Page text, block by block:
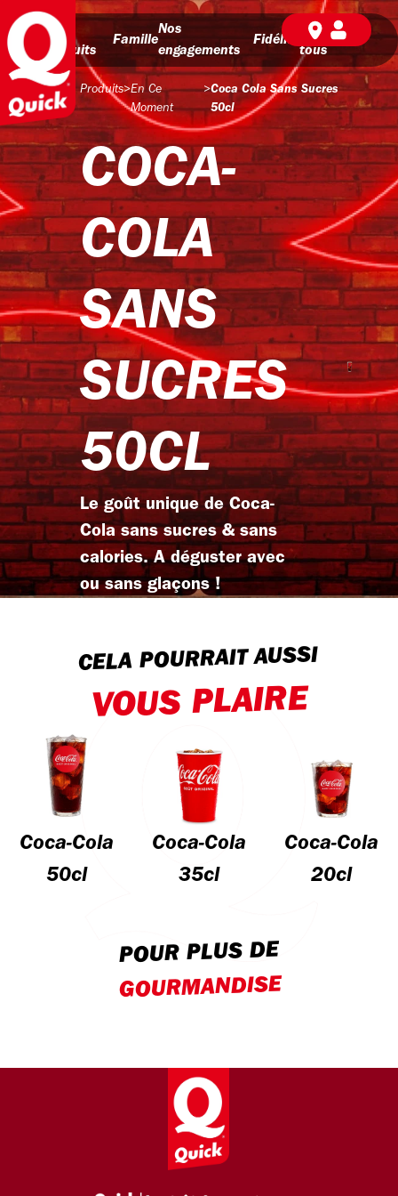
Nos
produits
Famille
Nos
engagements
Fidélité
BD pour
tous
Produits>En Ce
Moment
>Coca Cola Sans Sucres
50cl
COCA-
COLA
SANS
SUCRES
50CL
Le goût unique de Coca-
Cola sans sucres & sans
calories. A déguster avec
ou sans glaçons !
CELA POURRAIT AUSSI
VOUS PLAIRE
Coca-Cola
50cl
Coca-Cola
35cl
Coca-Cola
20cl
POUR PLUS DE
GOURMANDISE